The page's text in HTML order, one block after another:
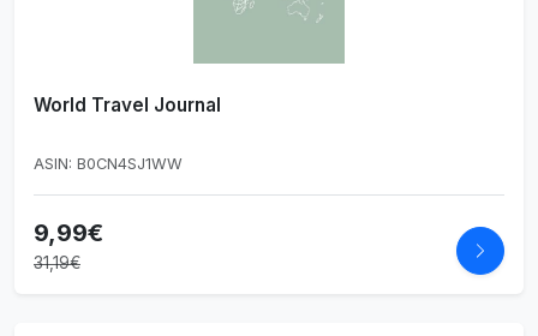
World Travel Journal
ASIN: B0CN4SJ1WW
9,99€
31,19€